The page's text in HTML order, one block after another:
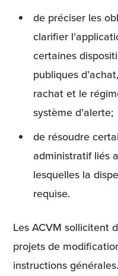
de préciser les
clarifier
certaines
publiques
rachat et le
système d’alerte;
de résoudre
administratif liés
lesquelles la
requise.
Les ACVM sollicitent
projets de
instructions